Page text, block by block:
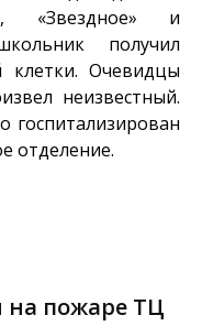
«Звездное» и
получил
клетки. Очевидцы
неизвестный.
госпитализирован
отделение.
пожаре ТЦ